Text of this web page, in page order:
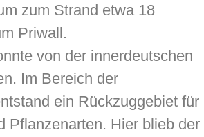
zum Strand etwa 18
Priwall.
von der innerdeutschen
Im Bereich der
ein Rückzuggebiet für
Pflanzenarten. Hier blieb der